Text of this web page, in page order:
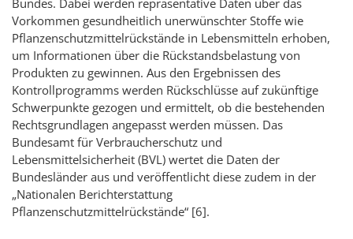
Bundes. Dabei werden repräsentative Daten über das
Vorkommen gesundheitlich unerwünschter Stoffe wie
Pflanzenschutzmittelrückstände in Lebensmitteln erhoben,
um Informationen über die Rückstandsbelastung von
Produkten zu gewinnen. Aus den Ergebnissen des
Kontrollprogramms werden Rückschlüsse auf zukünftige
Schwerpunkte gezogen und ermittelt, ob die bestehenden
Rechtsgrundlagen angepasst werden müssen. Das
Bundesamt für Verbraucherschutz und
Lebensmittelsicherheit (BVL) wertet die Daten der
Bundesländer aus und veröffentlicht diese zudem in der
„Nationalen Berichterstattung
Pflanzenschutzmittelrückstände“ [6].